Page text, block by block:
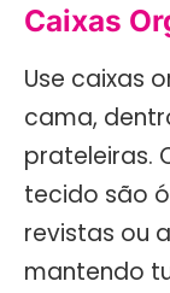
Caixas
Use caixas
cama,
prateleiras.
tecido são
revistas ou
mantendo